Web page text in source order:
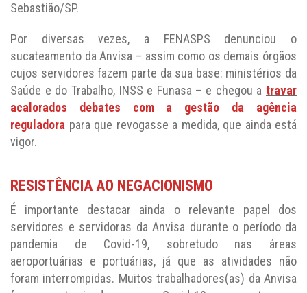
Sebastião/SP.
Por diversas vezes, a FENASPS denunciou o
sucateamento da Anvisa – assim como os demais órgãos
cujos servidores fazem parte da sua base: ministérios da
Saúde e do Trabalho, INSS e Funasa – e chegou a travar
acalorados debates com a gestão da agência
reguladora para que revogasse a medida, que ainda está
vigor.
RESISTÊNCIA AO NEGACIONISMO
É importante destacar ainda o relevante papel dos
servidores e servidoras da Anvisa durante o período da
pandemia de Covid-19, sobretudo nas áreas
aeroportuárias e portuárias, já que as atividades não
foram interrompidas. Muitos trabalhadores(as) da Anvisa